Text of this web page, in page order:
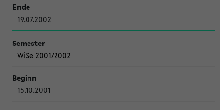
19.07.2002
WiSe 2001/2002
15.10.2001